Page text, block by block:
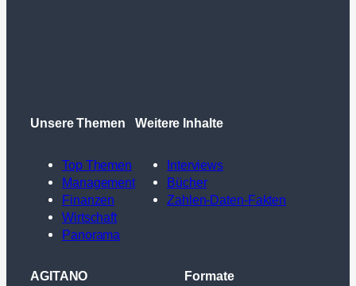
Unsere Themen
Top Themen
Management
Finanzen
Wirtschaft
Panorama
Weitere Inhalte
Interviews
Bücher
Zahlen-Daten-Fakten
AGITANO Formate